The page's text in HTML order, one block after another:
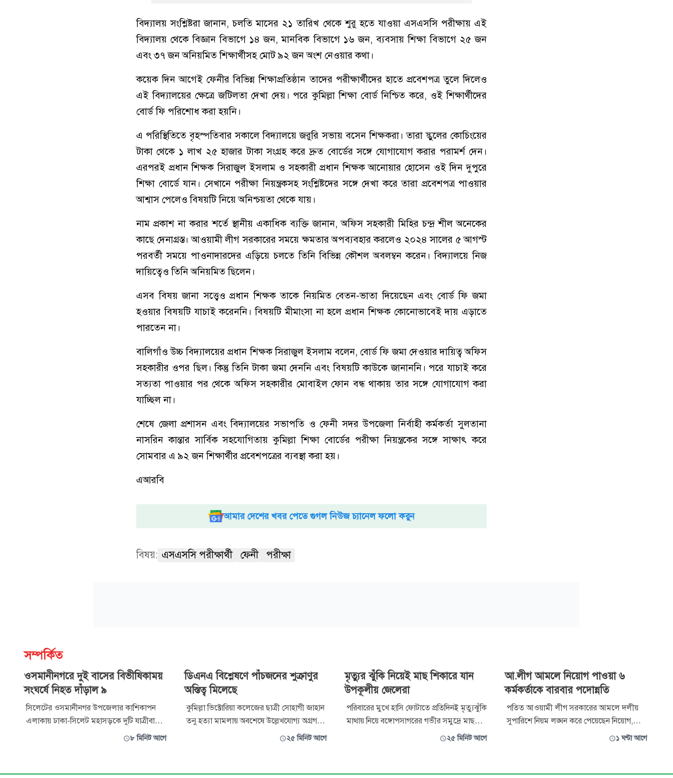
বিদ্যালয় সংশ্লিষ্টরা জানান, চলতি মাসের ২১ তারিখ থেকে শুরু হতে যাওয়া এসএসসি পরীক্ষায় এই
বিদ্যালয় থেকে বিজ্ঞান বিভাগে ১৪ জন, মানবিক বিভাগে ১৬ জন, ব্যবসায় শিক্ষা বিভাগে ২৫ জন
এবং ৩৭ জন অনিয়মিত শিক্ষার্থীসহ মোট ৯২ জন অংশ নেওয়ার কথা।
কয়েক দিন আগেই ফেনীর বিভিন্ন শিক্ষাপ্রতিষ্ঠান তাদের পরীক্ষার্থীদের হাতে প্রবেশপত্র তুলে দিলেও
এই বিদ্যালয়ের ক্ষেত্রে জটিলতা দেখা দেয়। পরে কুমিল্লা শিক্ষা বোর্ড নিশ্চিত করে, ওই শিক্ষার্থীদের
বোর্ড ফি পরিশোধ করা হয়নি।
এ পরিস্থিতিতে বৃহস্পতিবার সকালে বিদ্যালয়ে জরুরি সভায় বসেন শিক্ষকরা। তারা স্কুলের কোচিংয়ের
টাকা থেকে ১ লাখ ২৫ হাজার টাকা সংগ্রহ করে দ্রুত বোর্ডের সঙ্গে যোগাযোগ করার পরামর্শ দেন।
এরপরই প্রধান শিক্ষক সিরাজুল ইসলাম ও সহকারী প্রধান শিক্ষক আনোয়ার হোসেন ওই দিন দুপুরে
শিক্ষা বোর্ডে যান। সেখানে পরীক্ষা নিয়ন্ত্রকসহ সংশ্লিষ্টদের সঙ্গে দেখা করে তারা প্রবেশপত্র পাওয়ার
আশ্বাস পেলেও বিষয়টি নিয়ে অনিশ্চয়তা থেকে যায়।
নাম প্রকাশ না করার শর্তে স্থানীয় একাধিক ব্যক্তি জানান, অফিস সহকারী মিহির চন্দ্র শীল অনেকের
কাছে দেনাগ্রস্ত। আওয়ামী লীগ সরকারের সময়ে ক্ষমতার অপব্যবহার করলেও ২০২৪ সালের ৫ আগস্ট
পরবর্তী সময়ে পাওনাদারদের এড়িয়ে চলতে তিনি বিভিন্ন কৌশল অবলম্বন করেন। বিদ্যালয়ে নিজ
দায়িত্বেও তিনি অনিয়মিত ছিলেন।
এসব বিষয় জানা সত্ত্বেও প্রধান শিক্ষক তাকে নিয়মিত বেতন-ভাতা দিয়েছেন এবং বোর্ড ফি জমা
হওয়ার বিষয়টি যাচাই করেননি। বিষয়টি মীমাংসা না হলে প্রধান শিক্ষক কোনোভাবেই দায় এড়াতে
পারতেন না।
বালিগাঁও উচ্চ বিদ্যালয়ের প্রধান শিক্ষক সিরাজুল ইসলাম বলেন, বোর্ড ফি জমা দেওয়ার দায়িত্ব অফিস
সহকারীর ওপর ছিল। কিন্তু তিনি টাকা জমা দেননি এবং বিষয়টি কাউকে জানাননি। পরে যাচাই করে
সত্যতা পাওয়ার পর থেকে অফিস সহকারীর মোবাইল ফোন বন্ধ থাকায় তার সঙ্গে যোগাযোগ করা
যাচ্ছিল না।
শেষে জেলা প্রশাসন এবং বিদ্যালয়ের সভাপতি ও ফেনী সদর উপজেলা নির্বাহী কর্মকর্তা সুলতানা
নাসরিন কান্তার সার্বিক সহযোগিতায় কুমিল্লা শিক্ষা বোর্ডের পরীক্ষা নিয়ন্ত্রকের সঙ্গে সাক্ষাৎ করে
সোমবার এ ৯২ জন শিক্ষার্থীর প্রবেশপত্রের ব্যবস্থা করা হয়।
এআরবি
আমার দেশের খবর পেতে গুগল নিউজ চ্যানেল ফলো করুন
বিষয়: এসএসসি পরীক্ষার্থী ফেনী পরীক্ষা
সম্পর্কিত
ওসমানীনগরে দুই বাসের বিভীষিকাময়
সংঘর্ষে নিহত দাঁড়াল ৯
সিলেটের ওসমানীনগর উপজেলার কাশিকাপন
এলাকায় ঢাকা-সিলেট মহাসড়কে দুটি যাত্রীবাহী
বাসের মুখোমুখি সংঘর্ষে নিহতের সংখ্যা বেড়ে ৯
জানিয়েছিল। তবে সর্বশেষ প্রাপ্ত তথ্যে আহতদের
৮ মিনিট আগে
ডিএনএ বিশ্লেষণে পাঁচজনের শুক্রাণুর
অস্তিত্ব মিলেছে
কুমিল্লা ভিক্টোরিয়া কলেজের ছাত্রী সোহাগী জাহান
তনু হত্যা মামলায় অবশেষে উল্লেখযোগ্য অগ্রগতি
দৃশ্যমান হয়েছে। দীর্ঘ এক দশক পর খুলতে শুরু
একের পর এক মিলছে নতুন তথ্য। ডিএনএ
২৫ মিনিট আগে
মৃত্যুর ঝুঁকি নিয়েই মাছ শিকারে যান
উপকূলীয় জেলেরা
পরিবারের মুখে হাসি ফোটাতে প্রতিদিনই মৃত্যুঝুঁকি
মাথায় নিয়ে বঙ্গোপসাগরের গভীর সমুদ্রে মাছ
শিকারে যান পটুয়াখালীর কলাপাড়া উপকূলের
জরুরি উদ্ধার সরঞ্জাম কিংবা আধুনিক যোগাযোগ
২৫ মিনিট আগে
আ.লীগ আমলে নিয়োগ পাওয়া ৬
কর্মকর্তাকে বারবার পদোন্নতি
পতিত আওয়ামী লীগ সরকারের আমলে দলীয়
সুপারিশে নিয়ম লঙ্ঘন করে পেয়েছেন নিয়োগ,
এরপর বছর বছর বাগিয়ে নিচ্ছেন পদোন্নতি। জুলাই
করপোরেশন বিপিসির ৬ বিতর্কিত কর্মকর্তা। যা
১ ঘণ্টা আগে